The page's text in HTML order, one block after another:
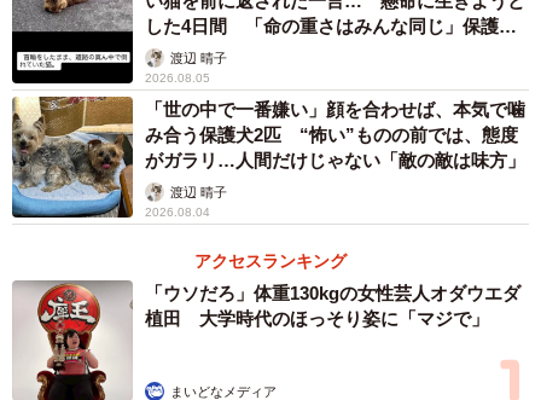
長明くんが迷子になり5日目、新幸さんは肉体的にも精神的
にも極限状態に陥りました。でも何故か長明くんが帰って
くる気がしてきたのです。根拠はありません。追い詰めら
れどん詰まりになった時、思い出したのです。長明くんと
の出会いを。
た。落語の稽古をしながら、地域猫がのんびりしている様
子を眺めるのが好きだったんです。ポケットにチュールを
しのばせ、猫に声をかけるのですが、懐いてくれたのは長
明くんだけ。
した4日間 「命の重さはみんな同じ」保護団
体代表の訴え
渡辺 晴子
2026.08.05
「世の中で一番嫌い」顔を合わせば、本気で噛
み合う保護犬2匹 “怖い”ものの前では、態度
がガラリ…人間だけじゃない「敵の敵は味方」
渡辺 晴子
2026.08.04
アクセスランキング
「ウソだろ」体重130kgの女性芸人オダウエダ
植田 大学時代のほっそり姿に「マジで」
まいどなメディア